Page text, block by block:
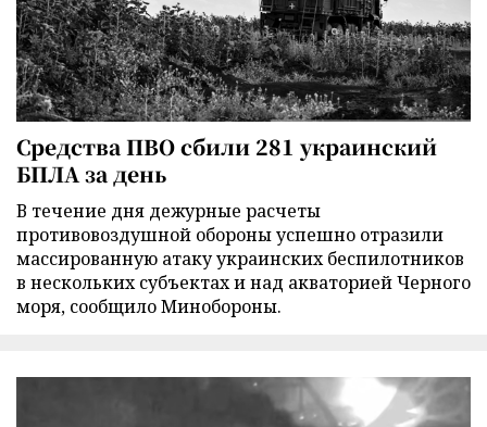
Средства ПВО сбили 281 украинский
БПЛА за день
В течение дня дежурные расчеты
противовоздушной обороны успешно отразили
массированную атаку украинских беспилотников
в нескольких субъектах и над акваторией Черного
моря, сообщило Минобороны.